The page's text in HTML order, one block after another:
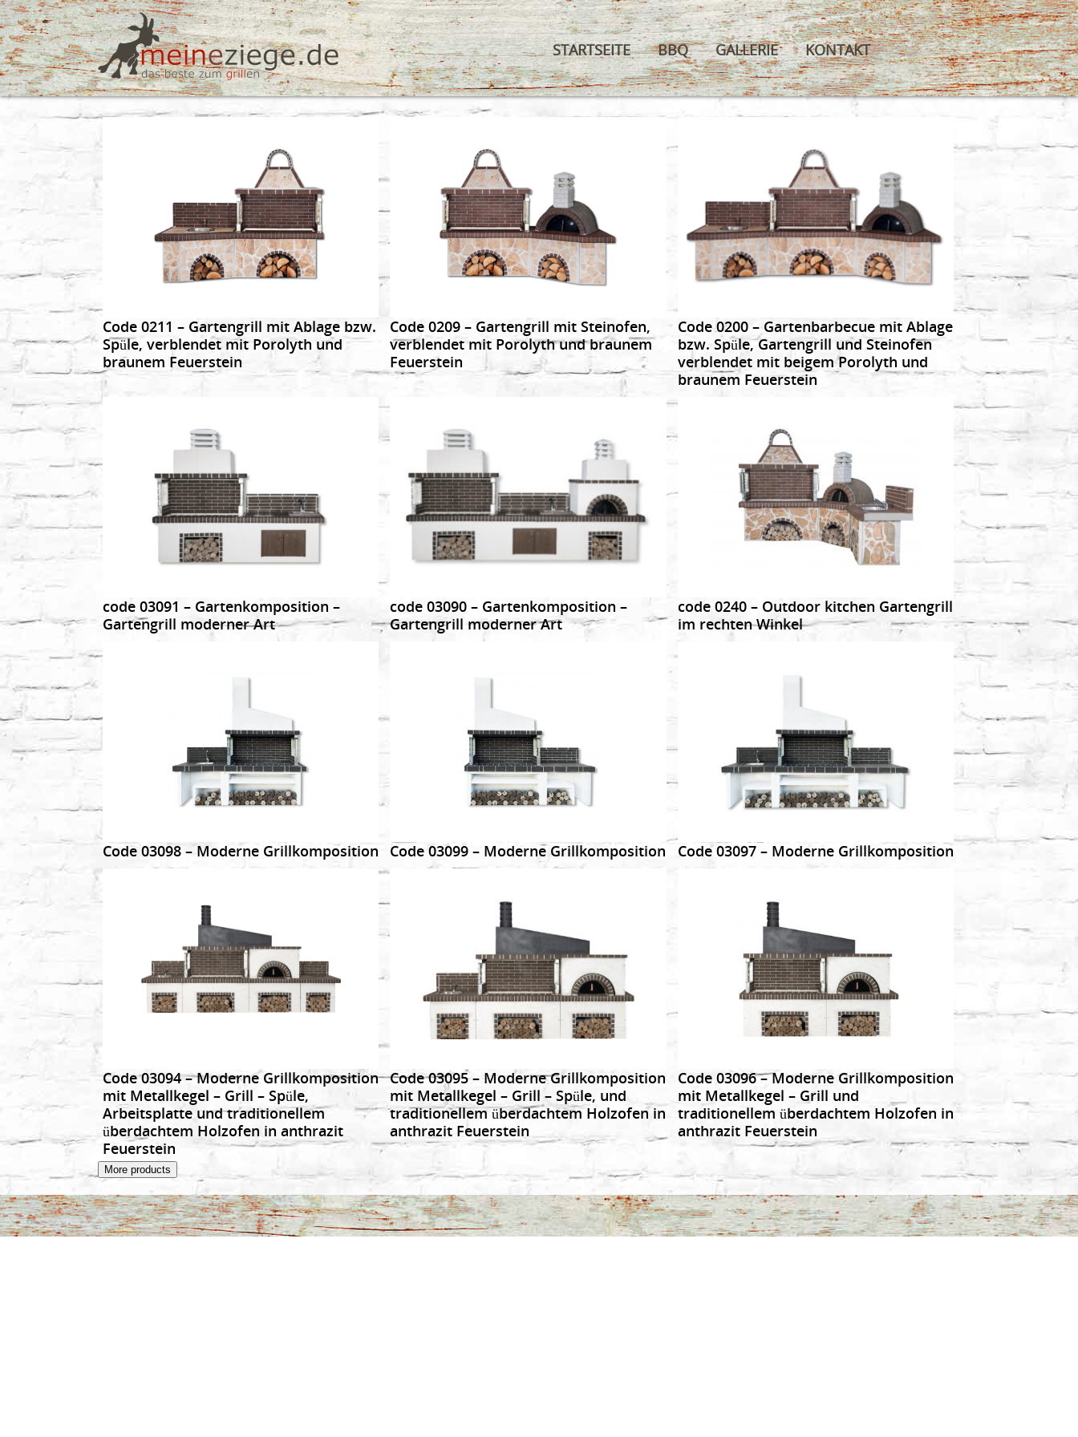
STARTSEITE BBQ GALLERIE KONTAKT
DETAILS
Code 0211 – Gartengrill mit Ablage bzw.
Spüle, verblendet mit Porolyth und
braunem Feuerstein
DETAILS
Code 0209 – Gartengrill mit Steinofen,
verblendet mit Porolyth und braunem
Feuerstein
DETAILS
Code 0200 – Gartenbarbecue mit Ablage
bzw. Spüle, Gartengrill und Steinofen
verblendet mit beigem Porolyth und
braunem Feuerstein
DETAILS
code 03091 – Gartenkomposition –
Gartengrill moderner Art
DETAILS
code 03090 – Gartenkomposition –
Gartengrill moderner Art
DETAILS
code 0240 – Outdoor kitchen Gartengrill
im rechten Winkel
DETAILS
Code 03098 – Moderne Grillkomposition
DETAILS
Code 03099 – Moderne Grillkomposition
DETAILS
Code 03097 – Moderne Grillkomposition
DETAILS
Code 03094 – Moderne Grillkomposition
mit Metallkegel – Grill – Spüle,
Arbeitsplatte und traditionellem
überdachtem Holzofen in anthrazit
Feuerstein
DETAILS
Code 03095 – Moderne Grillkomposition
mit Metallkegel – Grill – Spüle, und
traditionellem überdachtem Holzofen in
anthrazit Feuerstein
DETAILS
Code 03096 – Moderne Grillkomposition
mit Metallkegel – Grill und
traditionellem überdachtem Holzofen in
anthrazit Feuerstein
More products